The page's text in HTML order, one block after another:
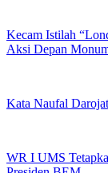
Kecam Istilah
Aksi Depan
Kata Naufal
WR I UMS